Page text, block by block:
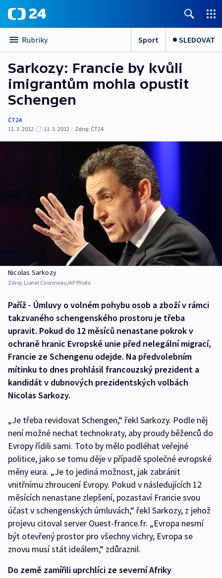
Rubriky Sport SLEDOVAT
Sarkozy: Francie by kvůli
imigrantům mohla opustit
Schengen
ČT24
11. 3. 2012
11. 3. 2012 | Zdroj: ČT24
Nicolas Sarkozy
Zdroj: Lionel Cironneau/AP Photo
Paříž - Úmluvy o volném pohybu osob a zboží v rámci
takzvaného schengenského prostoru je třeba
upravit. Pokud do 12 měsíců nenastane pokrok v
ochraně hranic Evropské unie před nelegální migrací,
Francie ze Schengenu odejde. Na předvolebním
mítinku to dnes prohlásil francouzský prezident a
kandidát v dubnových prezidentských volbách
Nicolas Sarkozy.
„Je třeba revidovat Schengen,“ řekl Sarkozy. Podle něj
není možné nechat technokraty, aby proudy běženců do
Evropy řídili sami. Toto by mělo podléhat veřejné
politice, jako se tomu děje v případě společné evropské
měny eura. „Je to jediná možnost, jak zabránit
vnitřnímu zhroucení Evropy. Pokud v následujících 12
měsících nenastane zlepšení, pozastaví Francie svou
účast v schengenských úmluvách,“ řekl Sarkozy, z jehož
projevu citoval server Ouest-france.fr. „Evropa nesmí
být otevřený prostor pro všechny vichry, Evropa se
znovu musí stát ideálem,“ zdůraznil.
Do země zamířili uprchlíci ze severní Afriky